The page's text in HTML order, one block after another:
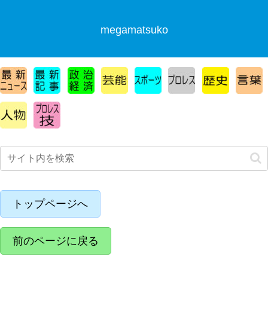
megamatsuko
トップページへ
前のページに戻る